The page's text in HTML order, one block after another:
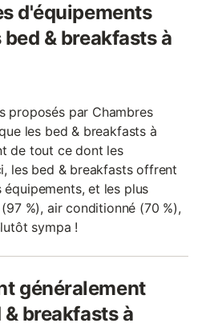
d'équipements
& breakfasts à
proposés par Chambres
les bed & breakfasts à
de tout ce dont les
les bed & breakfasts offrent
et les plus
%), air conditionné (70 %),
sympa !
généralement
breakfasts à